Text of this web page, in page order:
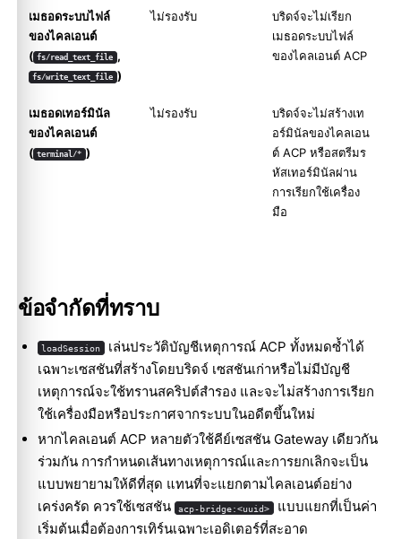
เมธอดระบบไฟล์
ของไคลเอนต์
( fs/read_text_file ,
fs/write_text_file )
ไม่รองรับ
บริดจ์จะไม่เรียก
เมธอดระบบไฟล์
ของไคลเอนต์ ACP
เมธอดเทอร์มินัล
ของไคลเอนต์
( terminal/* )
ไม่รองรับ
บริดจ์จะไม่สร้างเท
อร์มินัลของไคลเอน
ต์ ACP หรือสตรีมร
หัสเทอร์มินัลผ่าน
การเรียกใช้เครื่อง
มือ
ข้อจำกัดที่ทราบ
loadSession
เล่นประวัติบัญชีเหตุการณ์ ACP ทั้งหมดซ้ำได้
เฉพาะเซสชันที่สร้างโดยบริดจ์ เซสชันเก่าหรือไม่มีบัญชี
เหตุการณ์จะใช้ทรานสคริปต์สำรอง และจะไม่สร้างการเรียก
ใช้เครื่องมือหรือประกาศจากระบบในอดีตขึ้นใหม่
หากไคลเอนต์ ACP หลายตัวใช้คีย์เซสชัน Gateway เดียวกัน
ร่วมกัน การกำหนดเส้นทางเหตุการณ์และการยกเลิกจะเป็น
แบบพยายามให้ดีที่สุด แทนที่จะแยกตามไคลเอนต์อย่าง
เคร่งครัด ควรใช้เซสชัน
acp-bridge:<uuid>
แบบแยกที่เป็นค่า
เริ่มต้นเมื่อต้องการเทิร์นเฉพาะเอดิเตอร์ที่สะอาด